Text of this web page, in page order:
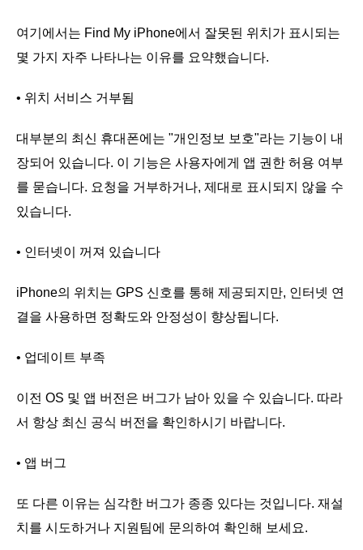
여기에서는 Find My iPhone에서 잘못된 위치가 표시되는
몇 가지 자주 나타나는 이유를 요약했습니다.
• 위치 서비스 거부됨
대부분의 최신 휴대폰에는 "개인정보 보호"라는 기능이 내
장되어 있습니다. 이 기능은 사용자에게 앱 권한 허용 여부
를 묻습니다. 요청을 거부하거나, 제대로 표시되지 않을 수
있습니다.
• 인터넷이 꺼져 있습니다
iPhone의 위치는 GPS 신호를 통해 제공되지만, 인터넷 연
결을 사용하면 정확도와 안정성이 향상됩니다.
• 업데이트 부족
이전 OS 및 앱 버전은 버그가 남아 있을 수 있습니다. 따라
서 항상 최신 공식 버전을 확인하시기 바랍니다.
• 앱 버그
또 다른 이유는 심각한 버그가 종종 있다는 것입니다. 재설
치를 시도하거나 지원팀에 문의하여 확인해 보세요.